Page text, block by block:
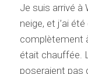
Je suis arrivé à
neige, et j’ai
complètement
était chauffée.
poseraient pas